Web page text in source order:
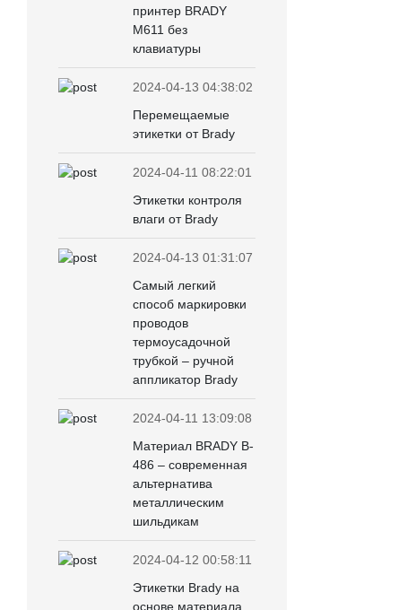
принтер BRADY
M611 без
клавиатуры
2024-04-13 04:38:02
Перемещаемые
этикетки от Brady
2024-04-11 08:22:01
Этикетки контроля
влаги от Brady
2024-04-13 01:31:07
Самый легкий
способ маркировки
проводов
термоусадочной
трубкой – ручной
аппликатор Brady
2024-04-11 13:09:08
Материал BRADY B-
486 – современная
альтернатива
металлическим
шильдикам
2024-04-12 00:58:11
Этикетки Brady на
основе материала